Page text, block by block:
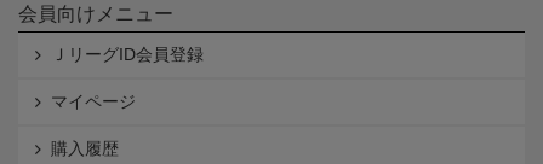
会員向けメニュー
ＪリーグID会員登録
マイページ
購入履歴